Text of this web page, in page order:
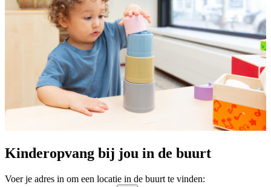
Kinderopvang bij jou in de buurt
Voer je adres in om een locatie in de buurt te vinden: